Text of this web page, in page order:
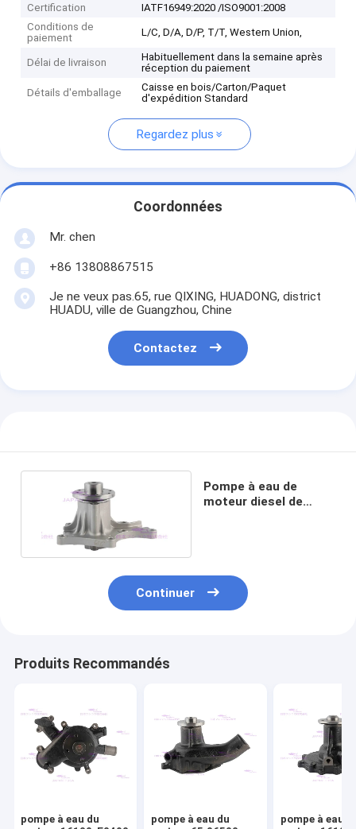
Certification
IATF16949:2020 /ISO9001:2008
Conditions de
paiement
L/C, D/A, D/P, T/T, Western Union,
Délai de livraison
Habituellement dans la semaine après
réception du paiement
Détails d'emballage
Caisse en bois/Carton/Paquet
d'expédition Standard
Regardez plus
Coordonnées
Mr. chen
+86 13808867515
Je ne veux pas.65, rue QIXING, HUADONG, district
HUADU, ville de Guangzhou, Chine
Contactez
Pompe à eau de
moteur diesel de
Continuer
Produits Recommandés
pompe à eau du
pompe à eau du
pompe à eau